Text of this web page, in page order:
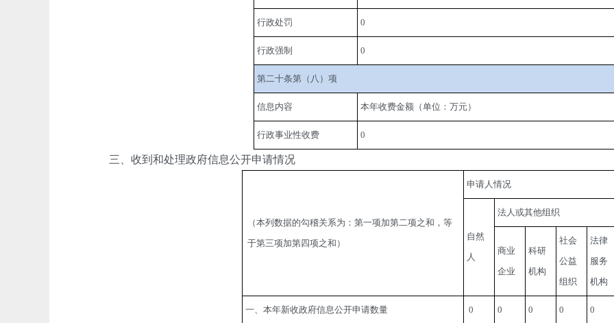
行政处罚 0
行政强制 0
第二十条第（八）项
信息内容 本年收费金额（单位：万元）
行政事业性收费 0
三、收到和处理政府信息公开申请情况
（本列数据的勾稽关系为：第一项加第二项之和，等
于第三项加第四项之和）
申请人情况
自然
人
法人或其他组织
商业
企业
科研
机构
社会
公益
组织
法律
服务
机构
一、本年新收政府信息公开申请数量 0 0 0 0 0